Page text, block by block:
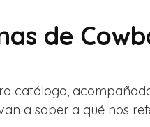
de
catálogo,
a saber a qué nos